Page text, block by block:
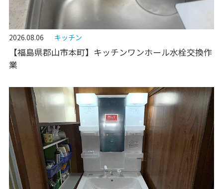
2026.08.06 キッチン
【福島県郡山市本町】キッチンワンホール水栓交換作
業